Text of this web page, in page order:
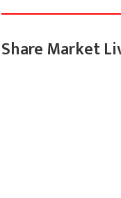
Share Market